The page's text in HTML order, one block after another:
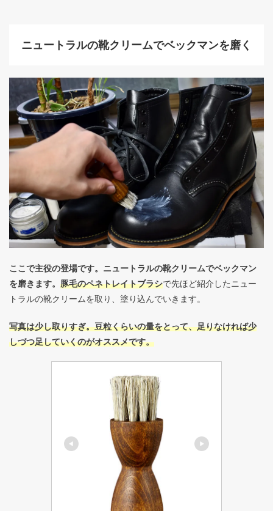
ニュートラルの靴クリームでベックマンを磨く
ここで主役の登場です。ニュートラルの靴クリームでベックマン
を磨きます。 豚毛のペネトレイトブラシで先ほど紹介したニュー
トラルの靴クリームを取り、塗り込んでいきます。
写真は少し取りすぎ。豆粒くらいの量をとって、足りなければ少
しづつ足していくのがオススメです。